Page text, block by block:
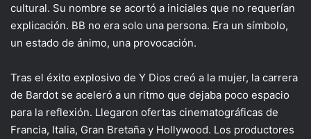
cultural. Su nombre se acortó a iniciales que no requerían
explicación. BB no era solo una persona. Era un símbolo,
un estado de ánimo, una provocación.
Tras el éxito explosivo de Y Dios creó a la mujer, la carrera
de Bardot se aceleró a un ritmo que dejaba poco espacio
para la reflexión. Llegaron ofertas cinematográficas de
Francia, Italia, Gran Bretaña y Hollywood. Los productores